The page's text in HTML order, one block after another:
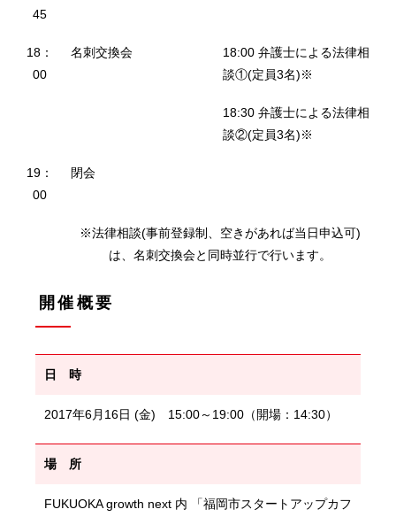
45
18：
00
名刺交換会
18:00 弁護士による法律相
談①(定員3名)※
18:30 弁護士による法律相
談②(定員3名)※
19：
00
閉会
※法律相談(事前登録制、空きがあれば当日申込可)
は、名刺交換会と同時並行で行います。
開催概要
日 時
2017年6月16日 (金) 15:00～19:00（開場：14:30）
場 所
FUKUOKA growth next 内 「福岡市スタートアップカフ